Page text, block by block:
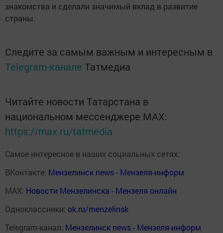
знакомства и сделали значимый вклад в развитие
страны.
Следите за самым важным и интересным в
Telegram-канале Татмедиа
Читайте новости Татарстана в
национальном мессенджере MАХ:
https://max.ru/tatmedia
Самое интересное в наших социальных сетях:
ВКонтакте: Мензелинск news - Мензеля-информ
MAX: Новости Мензелинска - Мензеля онлайн
Одноклассники: ok.ru/menzelinsk
Telegram-канал: Мензелинск news - Мензеля-информ